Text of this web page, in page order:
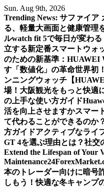
Skip
to
content
Sun. Aug 9th, 2026
Trending News: サファイア
る、軽量大画面と健康管理
ルwatch fit 5で毎日が変わ
立する新定番スマートウォ
のための新基準：HUAWEI
す「数値化」の革命世界初
ンニングウォッチ【
場！ 大阪観光をもっと快適
の上手な使い方ガイド
活を向上させますかスマー
て代わることができるのか
方ガイドアクティブなライ
GT 4を選ぶ理由とは？社交
Extend the Lifespan of Your
Maintenance
本のトレーダー向けに暗号
しもう！快適な冬キャンプ